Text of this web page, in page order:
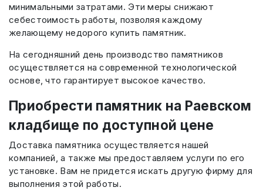
минимальными затратами. Эти меры снижают
себестоимость работы, позволяя каждому
желающему недорого купить памятник.
На сегодняшний день производство памятников
осуществляется на современной технологической
основе, что гарантирует высокое качество.
Приобрести памятник на Раевском
кладбище по доступной цене
Доставка памятника осуществляется нашей
компанией, а также мы предоставляем услуги по его
установке. Вам не придется искать другую фирму для
выполнения этой работы.